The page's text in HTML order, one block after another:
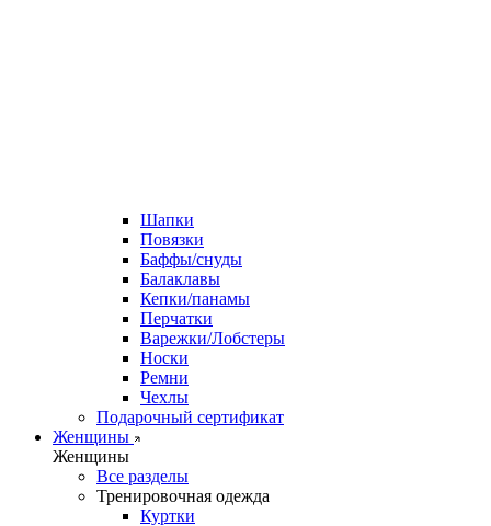
Шапки
Повязки
Баффы/снуды
Балаклавы
Кепки/панамы
Перчатки
Варежки/Лобстеры
Носки
Ремни
Чехлы
Подарочный сертификат
Женщины
Женщины
Все разделы
Тренировочная одежда
Куртки